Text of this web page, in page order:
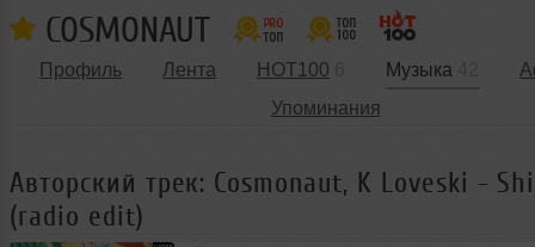
COSMONAUT
Профиль Лента HOT100 Музыка
Упоминания
Авторский трек: Cosmonaut, K Loveski -
(radio edit)